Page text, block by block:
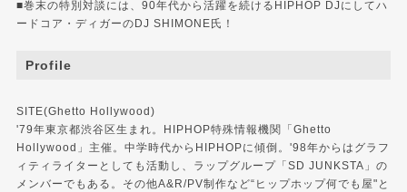
■巻末の特別対談には、90年代から活躍を続けるHIPHOP DJにしてハ
ードコア・ディガーのDJ SHIMONE氏！
Profile
SITE(Ghetto Hollywood)
'79年東京都渋谷区生まれ。HIPHOP特殊情報機関「Ghetto
Hollywood」主催。中学時代からHIPHOPに傾倒。'98年からはグラフ
ィティライターとしても活動し、ラップグループ「SD JUNKSTA」の
メンバーでもある。その他A&R/PV制作など“ヒップホップ何でも屋"と